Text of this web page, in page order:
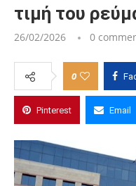
τιμή του
26/02/2026 0
0
Pinterest Email